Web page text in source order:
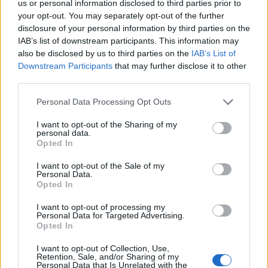
us or personal information disclosed to third parties prior to
your opt-out. You may separately opt-out of the further
disclosure of your personal information by third parties on the
IAB’s list of downstream participants. This information may
also be disclosed by us to third parties on the IAB’s List of
Downstream Participants that may further disclose it to other
Personal Data Processing Opt Outs
I want to opt-out of the Sharing of my
personal data.
Opted In
I want to opt-out of the Sale of my
Personal Data.
Opted In
I want to opt-out of processing my
Personal Data for Targeted Advertising.
Opted In
I want to opt-out of Collection, Use,
Retention, Sale, and/or Sharing of my
Personal Data that Is Unrelated with the
– Det skulle varit häftigt att ta en öl med Ken
Grossman i hans pappas garage när det begav sig,
München, på Hacker-Pschorr’s utesevering med min
6. Vilken är den bästa ölfestival du varit på? Vad
gjorde den festivalen så bra?
– Brewskival. Hela Non Profit-känslan lyser igenom
så tydligt med glädjen hos alla bryggare och
fantastisk öl från otroligt bra bryggerier. Nä, hatten